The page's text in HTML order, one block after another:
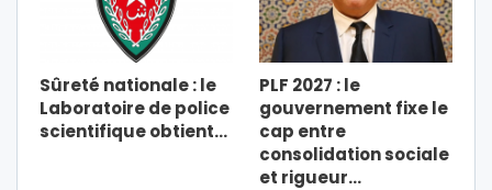
Sûreté nationale : le
Laboratoire de police
scientifique obtient…
PLF 2027 : le
gouvernement fixe le
cap entre
consolidation sociale
et rigueur…